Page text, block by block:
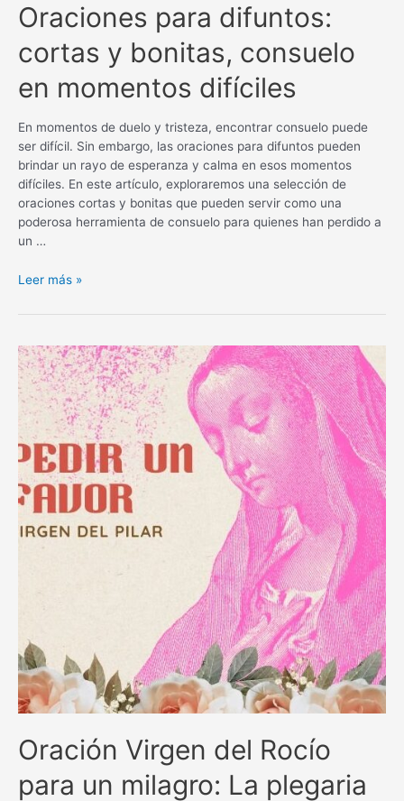
Oraciones para difuntos:
cortas y bonitas, consuelo
en momentos difíciles
En momentos de duelo y tristeza, encontrar consuelo puede
ser difícil. Sin embargo, las oraciones para difuntos pueden
brindar un rayo de esperanza y calma en esos momentos
difíciles. En este artículo, exploraremos una selección de
oraciones cortas y bonitas que pueden servir como una
poderosa herramienta de consuelo para quienes han perdido a
un …
Oraciones
difuntos:
y
bonitas,
consuelo
en
momentos
difíciles
Leer más »
Oración Virgen del Rocío
para un milagro: La plegaria